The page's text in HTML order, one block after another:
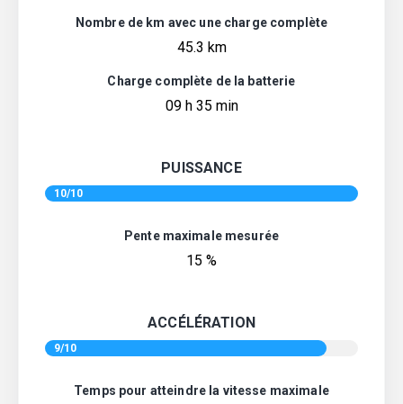
Nombre de km avec une charge complète
45.3 km
Charge complète de la batterie
09 h 35 min
PUISSANCE
10/10
Pente maximale mesurée
15 %
ACCÉLÉRATION
9/10
Temps pour atteindre la vitesse maximale